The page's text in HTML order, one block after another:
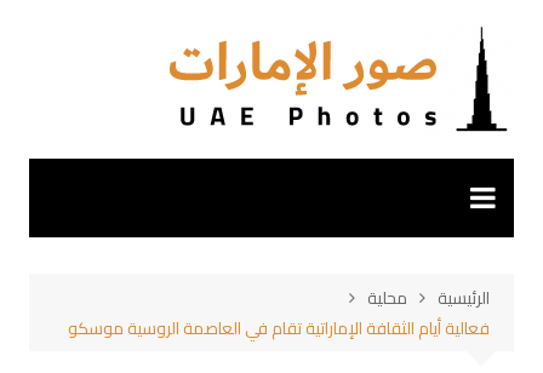
المحتوى
الرئيسية
محلية
فعالية أيام الثقافة الإماراتية تقام في العاصمة الروسية موسكو